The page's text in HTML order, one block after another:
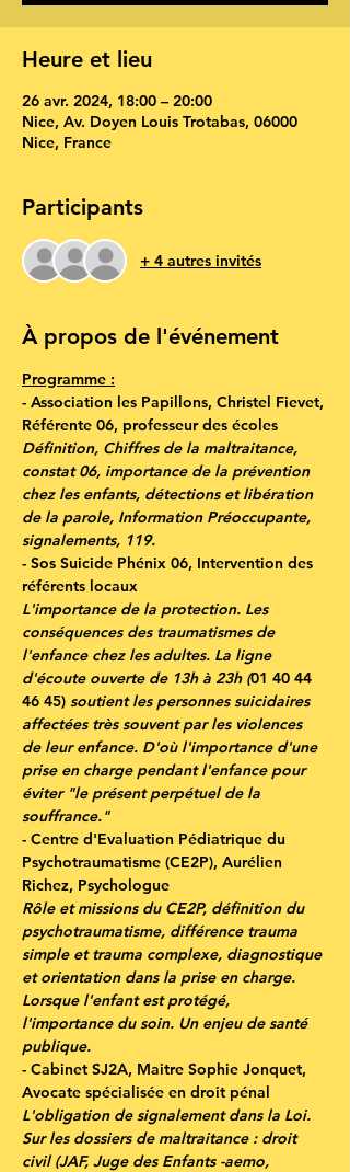
Heure et lieu
26 avr. 2024, 18:00 – 20:00
Nice, Av. Doyen Louis Trotabas, 06000
Nice, France
Participants
+ 4 autres invités
À propos de l'événement
Programme :
- Association les Papillons, Christel Fievet,
Référente 06, professeur des écoles
Définition, Chiffres de la maltraitance,
constat 06, importance de la prévention
chez les enfants, détections et libération
de la parole, Information Préoccupante,
signalements, 119.
- Sos Suicide Phénix 06, Intervention des
référents locaux
L'importance de la protection. Les
conséquences des traumatismes de
l'enfance chez les adultes. La ligne
d'écoute ouverte de 13h à 23h (01 40 44
46 45) soutient les personnes suicidaires
affectées très souvent par les violences
de leur enfance. D'où l'importance d'une
prise en charge pendant l'enfance pour
éviter "le présent perpétuel de la
souffrance."
- Centre d'Evaluation Pédiatrique du
Psychotraumatisme (CE2P), Aurélien
Richez, Psychologue
Rôle et missions du CE2P, définition du
psychotraumatisme, différence trauma
simple et trauma complexe, diagnostique
et orientation dans la prise en charge.
Lorsque l'enfant est protégé,
l'importance du soin. Un enjeu de santé
publique.
- Cabinet SJ2A, Maitre Sophie Jonquet,
Avocate spécialisée en droit pénal
L'obligation de signalement dans la Loi.
Sur les dossiers de maltraitance : droit
civil (JAF, Juge des Enfants -aemo,